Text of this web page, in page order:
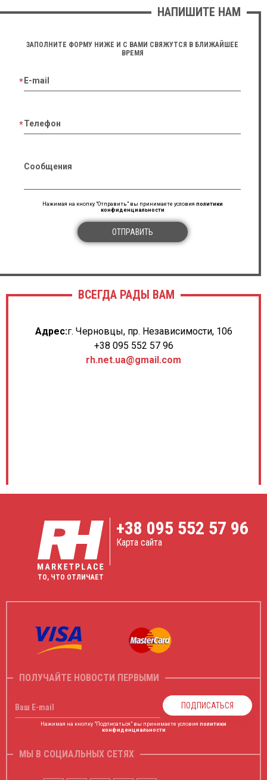
НАПИШИТЕ НАМ
ЗАПОЛНИТЕ ФОРМУ НИЖЕ И С ВАМИ СВЯЖУТСЯ В БЛИЖАЙШЕЕ
ВРЕМЯ
E-mail
Телефон
Сообщения
Нажимая на кнопку "Отправить" вы принимаете условия политики
конфиденциальности
ОТПРАВИТЬ
ВСЕГДА РАДЫ ВАМ
Адрес:г. Черновцы, пр. Независимости, 106
+38 095 552 57 96
rh.net.ua@gmail.com
ТО, ЧТО ОТЛИЧАЕТ
+38 095 552 57 96
Карта сайта
ПОЛУЧАЙТЕ НОВОСТИ ПЕРВЫМИ
Ваш E-mail ПОДПИСАТЬСЯ
Нажимая на кнопку "Подписаться" вы принимаете условия политики
конфиденциальности
МЫ В СОЦИАЛЬНЫХ СЕТЯХ